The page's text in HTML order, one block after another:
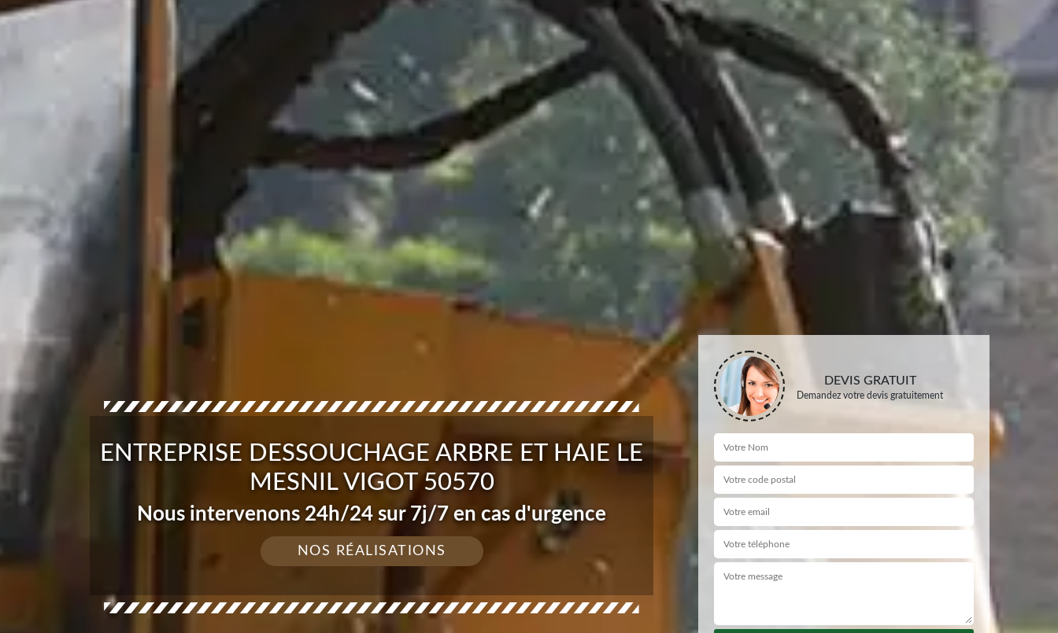
ENTREPRISE DESSOUCHAGE ARBRE ET HAIE LE
MESNIL VIGOT 50570
Nous intervenons 24h/24 sur 7j/7 en cas d'urgence
NOS RÉALISATIONS
DEVIS GRATUIT
Demandez votre devis gratuitement